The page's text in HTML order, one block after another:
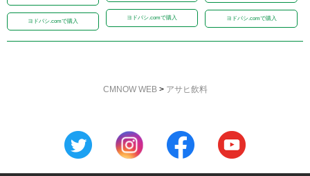
ヨドバシ.comで購入
ヨドバシ.comで購入 ヨドバシ.comで購入
CMNOW WEB> アサヒ飲料